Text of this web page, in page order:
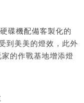
碟機配備客製化的
到美美的燈效，此外
的作戰基地增添燈